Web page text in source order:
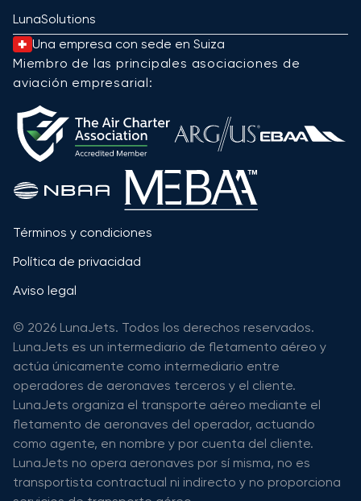
LunaSolutions
Una empresa con sede en Suiza
Miembro de las principales asociaciones de
aviación empresarial:
Términos y condiciones
Política de privacidad
Aviso legal
© 2026 LunaJets. Todos los derechos reservados.
LunaJets es un intermediario de fletamento aéreo y
actúa únicamente como intermediario entre
operadores de aeronaves terceros y el cliente.
LunaJets organiza el transporte aéreo mediante el
fletamento de aeronaves del operador, actuando
como agente, en nombre y por cuenta del cliente.
LunaJets no opera aeronaves por sí misma, no es
transportista contractual ni indirecto y no proporciona